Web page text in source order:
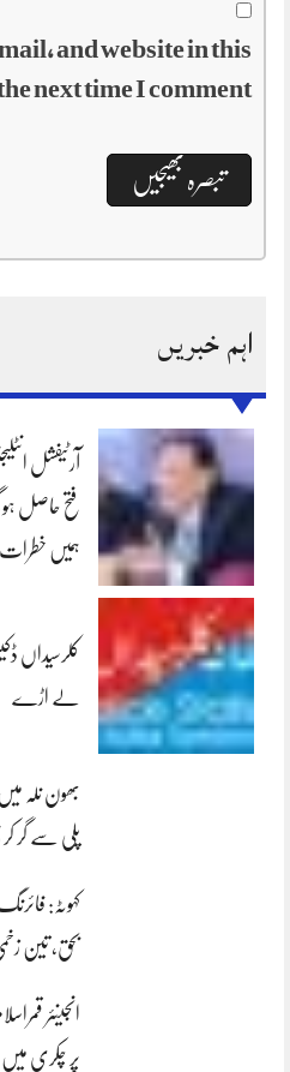
and website in this
next time I comment.
اہم خبریں
آرٹیفشل
ہمیں خطرات
لے اڑے
بھون نلہ
پلی سے گر کر
کہوٹہ:
بحق، تین
انجینئر
پر چکری میں 16 افراد کا کامیاب ریسکیو